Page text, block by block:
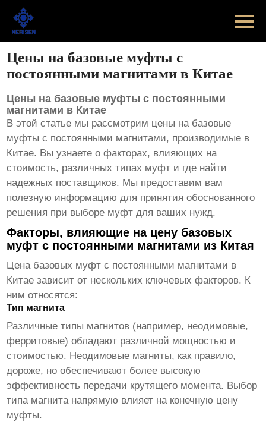
Главная
Новости
Случаи
Оборудование завода
Контакты
О Нас
Цены на базовые муфты с
постоянными магнитами в Китае
Цены на базовые муфты с постоянными
магнитами в Китае
В этой статье мы рассмотрим цены на базовые
муфты с постоянными магнитами, производимые в
Китае. Вы узнаете о факторах, влияющих на
стоимость, различных типах муфт и где найти
надежных поставщиков. Мы предоставим вам
полезную информацию для принятия обоснованного
решения при выборе муфт для ваших нужд.
Факторы, влияющие на цену базовых
муфт с постоянными магнитами из Китая
Цена базовых муфт с постоянными магнитами в
Китае зависит от нескольких ключевых факторов. К
ним относятся:
Тип магнита
Различные типы магнитов (например, неодимовые,
ферритовые) обладают различной мощностью и
стоимостью. Неодимовые магниты, как правило,
дороже, но обеспечивают более высокую
эффективность передачи крутящего момента. Выбор
типа магнита напрямую влияет на конечную цену
муфты.